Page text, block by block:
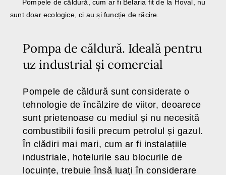
Pompele de căldură, cum ar fi Belaria fit de la Hoval, nu
sunt doar ecologice, ci au și funcție de răcire.
Pompa de căldură. Ideală pentru
uz industrial și comercial
Pompele de căldură sunt considerate o
tehnologie de încălzire de viitor, deoarece
sunt prietenoase cu mediul și nu necesită
combustibili fosili precum petrolul și gazul.
În clădiri mai mari, cum ar fi instalațiile
industriale, hotelurile sau blocurile de
locuințe, trebuie însă luați în considerare